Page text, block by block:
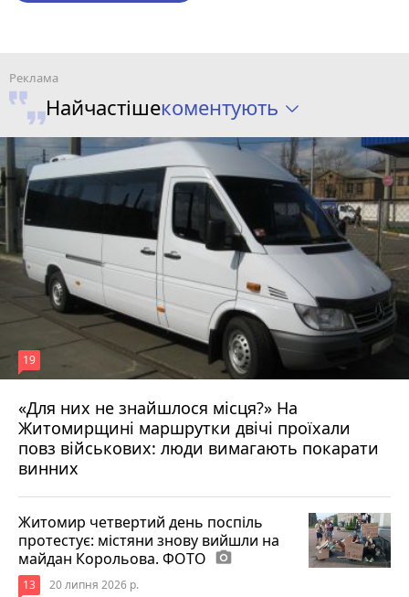
Найчастішекоментують
«Для них не знайшлося місця?» На
Житомирщині маршрутки двічі проїхали
повз військових: люди вимагають покарати
винних
19
17 липня 2026 р.
Житомир четвертий день поспіль
протестує: містяни знову вийшли на
майдан Корольова. ФОТО photo_camera
13 20 липня 2026 р.